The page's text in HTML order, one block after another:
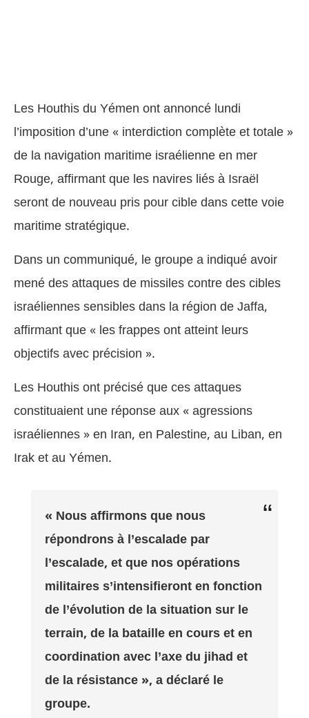
Les Houthis du Yémen ont annoncé lundi
l’imposition d’une « interdiction complète et totale »
de la navigation maritime israélienne en mer
Rouge, affirmant que les navires liés à Israël
seront de nouveau pris pour cible dans cette voie
maritime stratégique.
Dans un communiqué, le groupe a indiqué avoir
mené des attaques de missiles contre des cibles
israéliennes sensibles dans la région de Jaffa,
affirmant que « les frappes ont atteint leurs
objectifs avec précision ».
Les Houthis ont précisé que ces attaques
constituaient une réponse aux « agressions
israéliennes » en Iran, en Palestine, au Liban, en
Irak et au Yémen.
« Nous affirmons que nous
répondrons à l’escalade par
l’escalade, et que nos opérations
militaires s’intensifieront en fonction
de l’évolution de la situation sur le
terrain, de la bataille en cours et en
coordination avec l’axe du jihad et
de la résistance », a déclaré le
groupe.